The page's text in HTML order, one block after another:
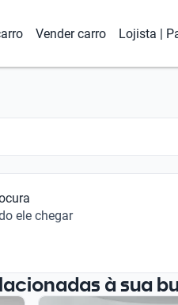
Vender carro Lojista |
ele chegar
à sua